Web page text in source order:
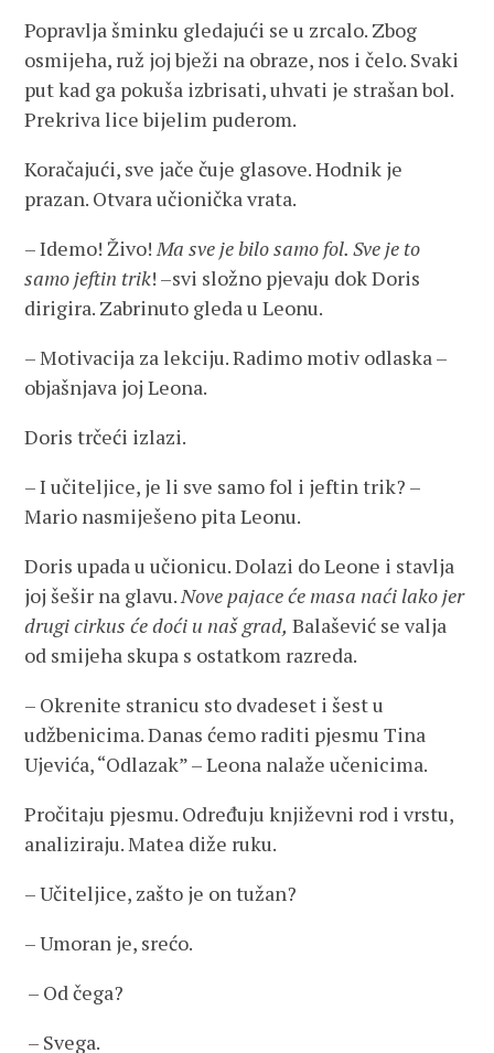
Popravlja šminku gledajući se u zrcalo. Zbog
osmijeha, ruž joj bježi na obraze, nos i čelo. Svaki
put kad ga pokuša izbrisati, uhvati je strašan bol.
Prekriva lice bijelim puderom.
Koračajući, sve jače čuje glasove. Hodnik je
prazan. Otvara učionička vrata.
– Idemo! Živo!Ma sve je bilo samo fol. Sve je to
samo jeftin trik! –svi složno pjevaju dok Doris
dirigira. Zabrinuto gleda u Leonu.
– Motivacija za lekciju. Radimo motiv odlaska –
objašnjava joj Leona.
Doris trčeći izlazi.
– I učiteljice, je li sve samo fol i jeftin trik? –
Mario nasmiješeno pita Leonu.
Doris upada u učionicu. Dolazi do Leone i stavlja
joj šešir na glavu.Nove pajace će masa naći lako jer
drugi cirkus će doći u naš grad, Balašević se valja
od smijeha skupa s ostatkom razreda.
– Okrenite stranicu sto dvadeset i šest u
udžbenicima. Danas ćemo raditi pjesmu Tina
Ujevića, “Odlazak” – Leona nalaže učenicima.
Pročitaju pjesmu. Određuju književni rod i vrstu,
analiziraju. Matea diže ruku.
– Učiteljice, zašto je on tužan?
– Umoran je, srećo.
– Od čega?
– Svega.